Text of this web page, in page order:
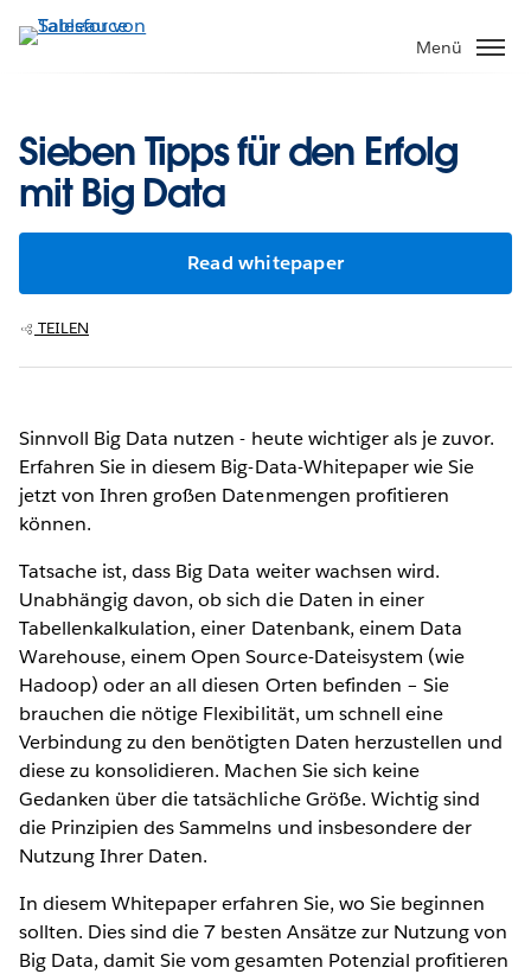
Direkt
zum
Menü
Sieben Tipps für den Erfolg
mit Big Data
Read whitepaper
TEILEN
Sinnvoll Big Data nutzen - heute wichtiger als je zuvor.
Erfahren Sie in diesem Big-Data-Whitepaper wie Sie
jetzt von Ihren großen Datenmengen profitieren
können.
Tatsache ist, dass Big Data weiter wachsen wird.
Unabhängig davon, ob sich die Daten in einer
Tabellenkalkulation, einer Datenbank, einem Data
Warehouse, einem Open Source-Dateisystem (wie
Hadoop) oder an all diesen Orten befinden – Sie
brauchen die nötige Flexibilität, um schnell eine
Verbindung zu den benötigten Daten herzustellen und
diese zu konsolidieren. Machen Sie sich keine
Gedanken über die tatsächliche Größe. Wichtig sind
die Prinzipien des Sammelns und insbesondere der
Nutzung Ihrer Daten.
In diesem Whitepaper erfahren Sie, wo Sie beginnen
sollten. Dies sind die 7 besten Ansätze zur Nutzung von
Big Data, damit Sie vom gesamten Potenzial profitieren